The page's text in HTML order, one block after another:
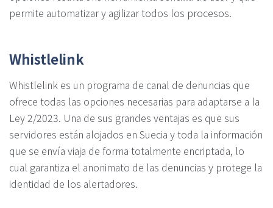
permite automatizar y agilizar todos los procesos.
Whistlelink
Whistlelink es un programa de canal de denuncias que
ofrece todas las opciones necesarias para adaptarse a la
Ley 2/2023. Una de sus grandes ventajas es que sus
servidores están alojados en Suecia y toda la información
que se envía viaja de forma totalmente encriptada, lo
cual garantiza el anonimato de las denuncias y protege la
identidad de los alertadores.